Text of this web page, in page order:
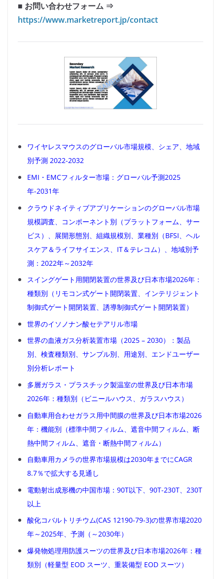
■ お問い合わせフォーム ⇒
https://www.marketreport.jp/contact
ワイヤレスマウスのグローバル市場規模、シェア、地域
別予測 2022-2032
EMI・EMCフィルター市場：グローバル予測2025
年-2031年
クラウドネイティブアプリケーションのグローバル市場
規模調査、コンポーネント別（プラットフォーム、サー
ビス）、展開形態別、組織規模別、業種別（BFSI、ヘル
スケア＆ライフサイエンス、IT＆テレコム）、地域別予
測：2022年～2032年
スイングゲート用開閉装置の世界及び日本市場2026年：
種類別（リモコン式ゲート開閉装置、インテリジェント
制御式ゲート開閉装置、誘導制御式ゲート開閉装置）
世界のイソノナン酸セテアリル市場
世界の血液ガス分析装置市場（2025 – 2030）：製品
別、検査種類別、サンプル別、用途別、エンドユーザー
別分析レポート
多層ガラス・プラスチック製温室の世界及び日本市場
2026年：種類別（ビニールハウス、ガラスハウス）
自動車用合わせガラス用中間膜の世界及び日本市場2026
年：機能別（標準中間フィルム、遮音中間フィルム、断
熱中間フィルム、遮音・断熱中間フィルム）
自動車用カメラの世界市場規模は2030年までにCAGR
8.7％で拡大する見通し
電動射出成形機の中国市場：90T以下、90T-230T、230T
以上
酸化コバルトリチウム(CAS 12190-79-3)の世界市場2020
年～2025年、予測（～2030年）
爆発物処理用防護スーツの世界及び日本市場2026年：種
類別（軽量型 EOD スーツ、重装備型 EOD スーツ）